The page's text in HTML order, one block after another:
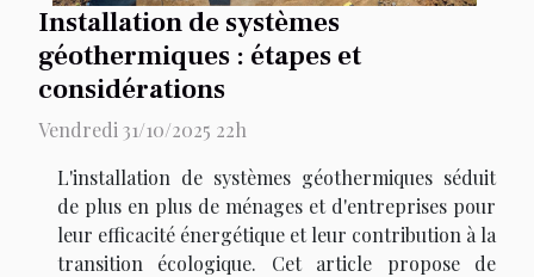
Installation de systèmes
géothermiques : étapes et
considérations
Vendredi 31/10/2025 22h
L'installation de systèmes géothermiques séduit
de plus en plus de ménages et d'entreprises pour
leur efficacité énergétique et leur contribution à la
transition écologique. Cet article propose de